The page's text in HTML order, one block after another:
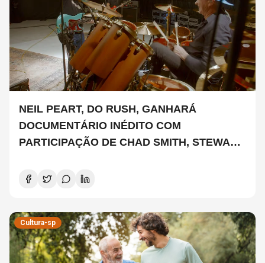
NEIL PEART, DO RUSH, GANHARÁ
DOCUMENTÁRIO INÉDITO COM
PARTICIPAÇÃO DE CHAD SMITH, STEWART
Cultura-sp